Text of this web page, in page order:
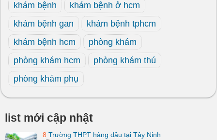
khám bệnh
khám bệnh ở hcm
khám bệnh gan
khám bệnh tphcm
khám bệnh hcm
phòng khám
phòng khám hcm
phòng khám thú
phòng khám phụ
list mới cập nhật
8 Trường THPT hàng đầu tại Tây Ninh